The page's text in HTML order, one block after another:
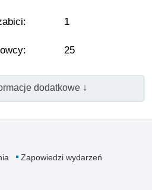
1
25
dodatkowe ↓
Zapowiedzi wydarzeń